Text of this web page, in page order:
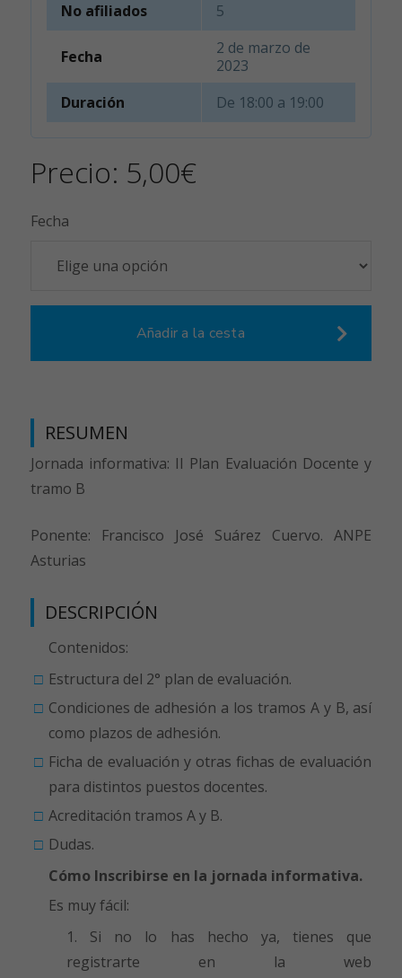
No afiliados 5
Fecha
2 de marzo de
2023
Duración
De 18:00 a 19:00
Precio: 5,00€
Fecha
Añadir a la cesta
RESUMEN
Jornada informativa: II Plan Evaluación Docente y
tramo B
Ponente: Francisco José Suárez Cuervo. ANPE
Asturias
DESCRIPCIÓN
Contenidos:
Estructura del 2° plan de evaluación.
Condiciones de adhesión a los tramos A y B, así
como plazos de adhesión.
Ficha de evaluación y otras fichas de evaluación
para distintos puestos docentes.
Acreditación tramos A y B.
Dudas.
Cómo Inscribirse en la jornada informativa.
Es muy fácil:
Si no lo has hecho ya, tienes que
registrarte en la web